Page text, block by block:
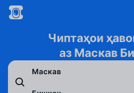
Чиптаҳои
аз Маскав